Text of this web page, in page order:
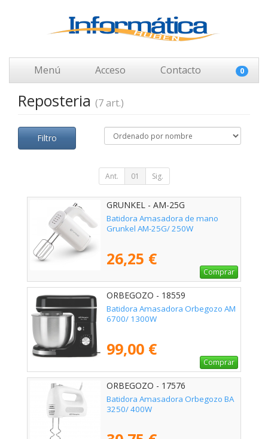
Menú Acceso Contacto 0
Reposteria (7 art.)
Filtro
Ant. 01 Sig.
GRUNKEL - AM-25G
Batidora Amasadora de mano
Grunkel AM-25G/ 250W
26,25 €
Comprar
ORBEGOZO - 18559
Batidora Amasadora Orbegozo AM
6700/ 1300W
99,00 €
Comprar
ORBEGOZO - 17576
Batidora Amasadora Orbegozo BA
3250/ 400W